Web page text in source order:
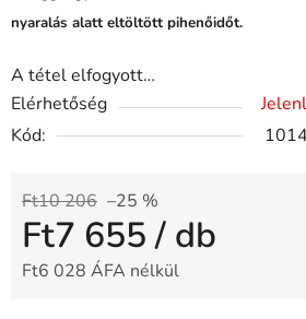
nyaralás alatt eltöltött pihenőidőt.
A tétel elfogyott…
Elérhetőség
Kód:
Ft10 206 –25 %
Ft7 655/ db
Ft6 028 ÁFA nélkül